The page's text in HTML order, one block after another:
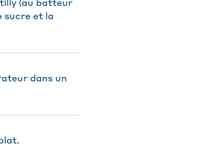
(au batteur
sucre et la
dans un